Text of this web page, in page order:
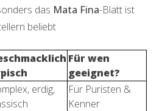
das Mata Fina-Blatt ist
beliebt
Für wen
geeignet?
erdig,
Für Puristen &
Kenner